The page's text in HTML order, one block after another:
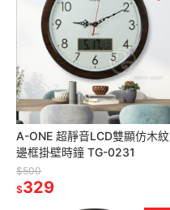
A-ONE 超靜音LCD雙顯仿木紋
邊框掛壁時鐘 TG-0231
$500
$329